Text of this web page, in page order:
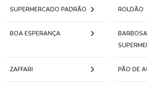
SUPERMERCADO PADRÃO ROLDÃO
BOA ESPERANÇA
BARBOSA
ZAFFARI PÃO DE